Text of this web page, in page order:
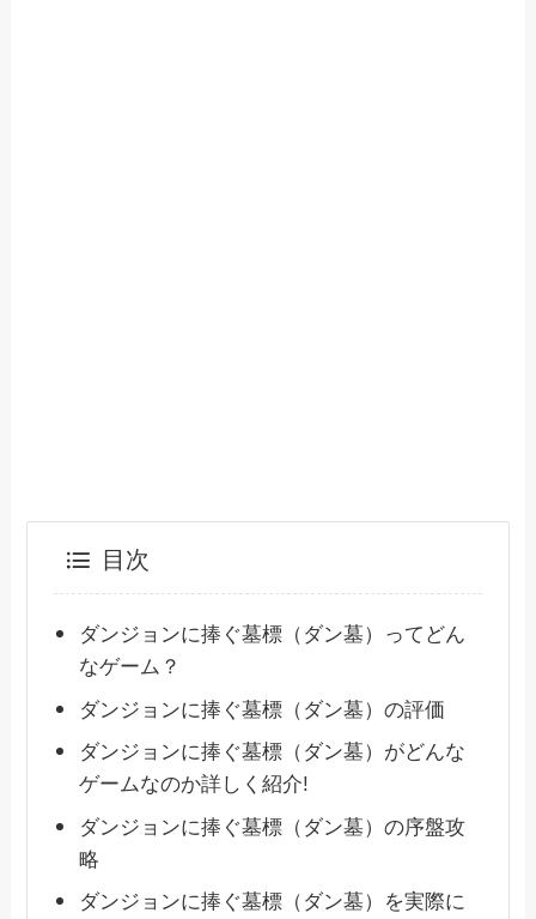
目次
ダンジョンに捧ぐ墓標（ダン墓）ってどん
なゲーム？
ダンジョンに捧ぐ墓標（ダン墓）の評価
ダンジョンに捧ぐ墓標（ダン墓）がどんな
ゲームなのか詳しく紹介!
ダンジョンに捧ぐ墓標（ダン墓）の序盤攻
略
ダンジョンに捧ぐ墓標（ダン墓）を実際に